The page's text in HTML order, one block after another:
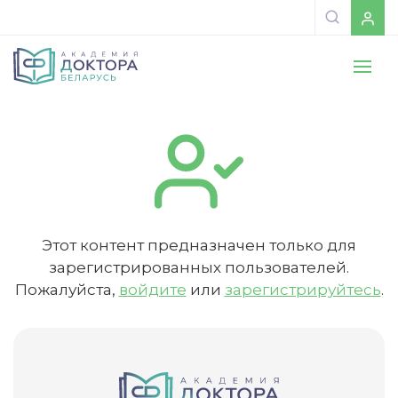
Этот контент предназначен только для
зарегистрированных пользователей.
Пожалуйста, войдите или зарегистрируйтесь.